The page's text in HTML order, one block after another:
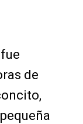
de